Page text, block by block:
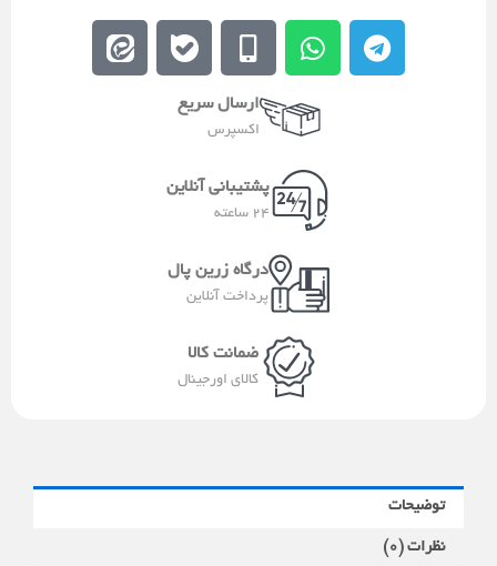
T
e
W
h
t
s
a
p
p
M
o
i
-
l
t
E
b
l
E
e
ارسال سریع
اکسپرس
پشتیبانی آنلاین
24 ساعته
درگاه زرین پال
پرداخت آنلاین
ضمانت کالا
کالای اورجینال
توضیحات
نظرات (0)